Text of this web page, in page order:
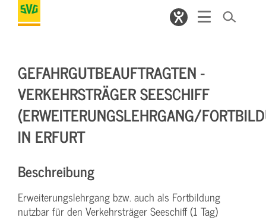
GEFAHRGUTBEAUFTRAGTEN -
VERKEHRSTRÄGER SEESCHIFF
(ERWEITERUNGSLEHRGANG/
IN ERFURT
Beschreibung
Erweiterungslehrgang bzw. auch als Fortbildung
nutzbar für den Verkehrsträger Seeschiff (1 Tag)